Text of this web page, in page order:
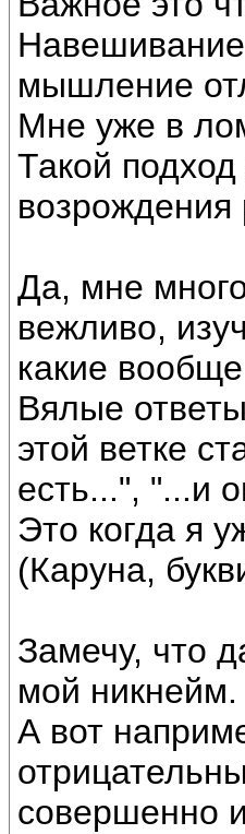
мышление
Мне уже в
Такой
Да, мне
вежливо,
какие
Вялые
этой ветке
есть...", "...и
Это когда я
(Каруна,
Замечу, что
мой никнейм.
А вот
совершенно